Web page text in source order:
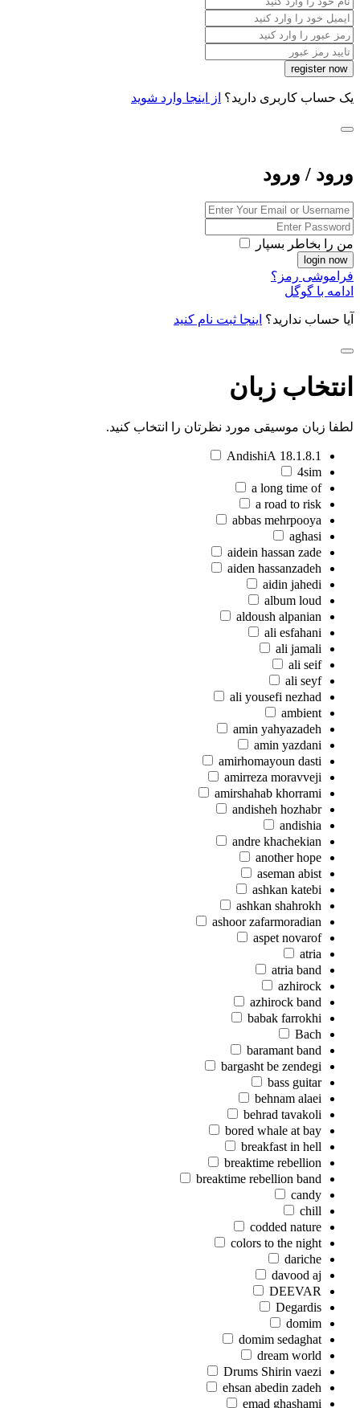
یک حساب کاربری دارید؟ از اینجا وارد شوید
ورود / ورود
من را بخاطر بسپار
فراموشی رمز؟
ادامه با گوگل
آیا حساب ندارید؟ اینجا ثبت نام کنید
انتخاب زبان
لطفا زبان موسیقی مورد نظرتان را انتخاب کنید.
18.1.8.1 AndishiA
4sim
a long time of
a road to risk
abbas mehrpooya
aghasi
aidein hassan zade
aiden hassanzadeh
aidin jahedi
album loud
aldoush alpanian
ali esfahani
ali jamali
ali seif
ali seyf
ali yousefi nezhad
ambient
amin yahyazadeh
amin yazdani
amirhomayoun dasti
amirreza moravveji
amirshahab khorrami
andisheh hozhabr
andishia
andre khachekian
another hope
aseman abist
ashkan katebi
ashkan shahrokh
ashoor zafarmoradian
aspet novarof
atria
atria band
azhirock
azhirock band
babak farrokhi
Bach
baramant band
bargasht be zendegi
bass guitar
behnam alaei
behrad tavakoli
bored whale at bay
breakfast in hell
breaktime rebellion
breaktime rebellion band
candy
chill
codded nature
colors to the night
dariche
davood aj
DEEVAR
Degardis
domim
domim sedaghat
dream world
Drums Shirin vaezi
ehsan abedin zadeh
emad ghashami